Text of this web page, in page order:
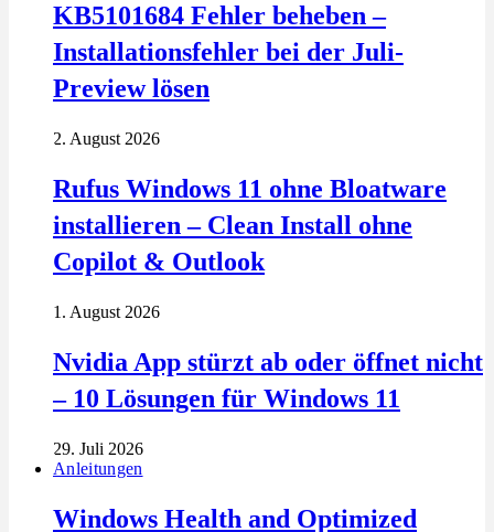
KB5101684 Fehler beheben –
Installationsfehler bei der Juli-
Preview lösen
2. August 2026
Rufus Windows 11 ohne Bloatware
installieren – Clean Install ohne
Copilot & Outlook
1. August 2026
Nvidia App stürzt ab oder öffnet nicht
– 10 Lösungen für Windows 11
29. Juli 2026
Anleitungen
Windows Health and Optimized